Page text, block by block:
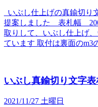
いぶし仕上げの真鍮切り
提案しました 表札幅
取りして、いぶし仕上げ
ています 取付は裏面の
いぶし真鍮切り文
2021/11/27 土曜日